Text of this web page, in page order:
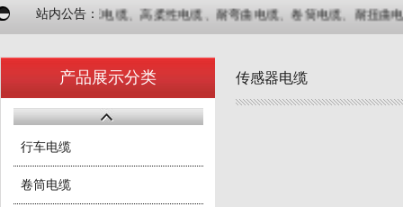
站内公告：
机电缆、行车电缆、高柔性电缆、耐弯曲电缆、卷筒电缆、耐扭曲
产品展示分类
行车电缆
卷筒电缆
传感器电缆